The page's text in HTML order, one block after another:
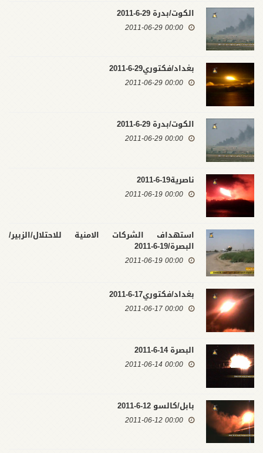
الكوت/بدرة 29-6-2011
00:00 2011-06-29
بغداد/فكتوري29-6-2011
00:00 2011-06-29
الكوت/بدرة 29-6-2011
00:00 2011-06-29
ناصرية19-6-2011
00:00 2011-06-19
استهداف الشركات الامنية للاحتلال/الزبير/
البصرة/19-6-2011
00:00 2011-06-19
بغداد/فكتوري17-6-2011
00:00 2011-06-17
البصرة 14-6-2011
00:00 2011-06-14
بابل/كالسو 12-6-2011
00:00 2011-06-12